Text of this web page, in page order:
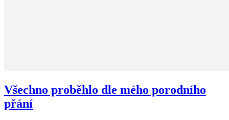
Všechno proběhlo dle mého porodního
přání